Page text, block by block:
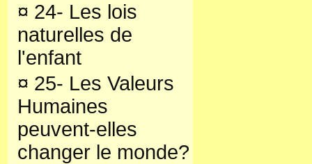
¤ 24- Les lois
naturelles de
l'enfant
¤ 25- Les Valeurs
Humaines
peuvent-elles
changer le monde?